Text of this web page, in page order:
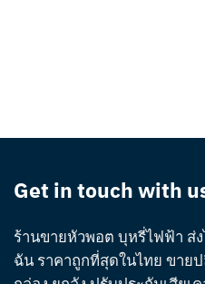
Get in touch with
ร้านขายหัวพอต บุหรี่ไฟฟ้า ส่
ฉัน ราคาถูกที่สุดในไทย ขาย